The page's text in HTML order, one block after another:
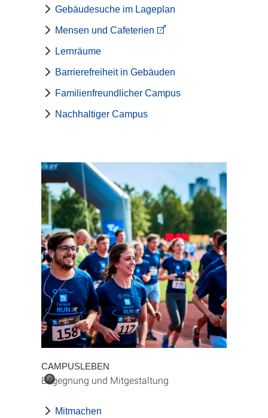
Gebäudesuche im Lageplan
Mensen und Cafeterien
Lernräume
Barrierefreiheit in Gebäuden
Familienfreundlicher Campus
Nachhaltiger Campus
©
CAMPUSLEBEN
Begegnung und Mitgestaltung
Mitmachen